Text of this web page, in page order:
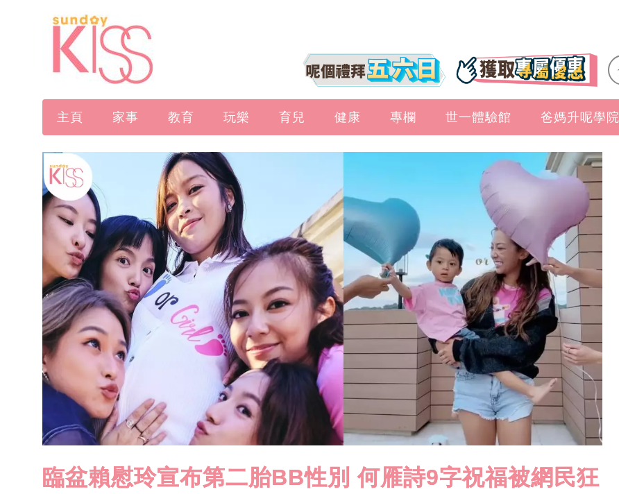
主頁 家事 教育 玩樂 育兒 健康 專欄 世一體驗館 爸媽升呢學院
臨盆賴慰玲宣布第二胎BB性別 何雁詩9字祝福被網民狂